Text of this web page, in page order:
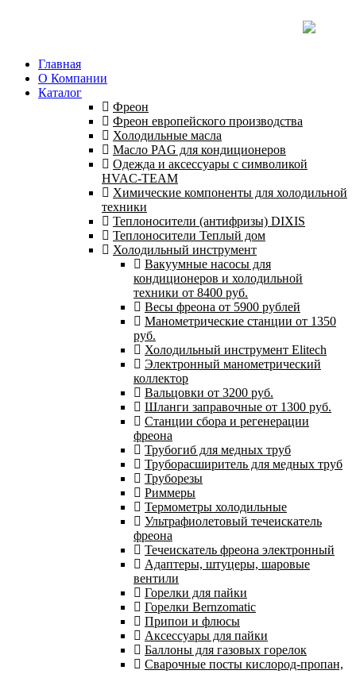
Главная
О Компании
Каталог
Фреон
Фреон европейского производства
Холодильные масла
Масло PAG для кондиционеров
Одежда и аксессуары с символикой
HVAC-TEAM
Химические компоненты для холодильной
техники
Теплоносители (антифризы) DIXIS
Теплоносители Теплый дом
Холодильный инструмент
Вакуумные насосы для
кондиционеров и холодильной
техники от 8400 руб.
Весы фреона от 5900 рублей
Манометрические станции от 1350
руб.
Холодильный инструмент Elitech
Электронный манометрический
коллектор
Вальцовки от 3200 руб.
Шланги заправочные от 1300 руб.
Станции сбора и регенерации
фреона
Трубогиб для медных труб
Труборасширитель для медных труб
Труборезы
Риммеры
Термометры холодильные
Ультрафиолетовый течеискатель
фреона
Течеискатель фреона электронный
Адаптеры, штуцеры, шаровые
вентили
Горелки для пайки
Горелки Bernzomatic
Припои и флюсы
Аксессуары для пайки
Баллоны для газовых горелок
Сварочные посты кислород-пропан,